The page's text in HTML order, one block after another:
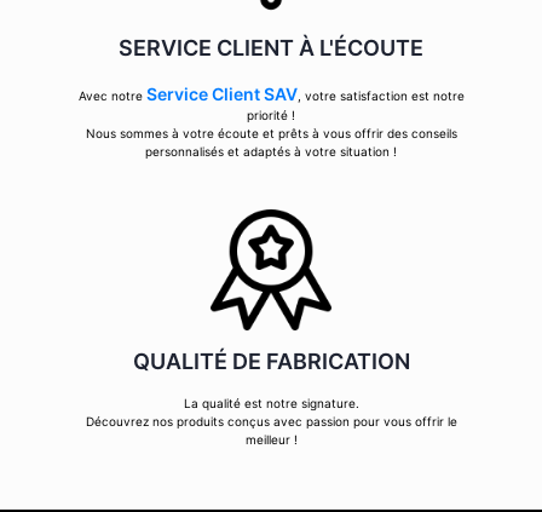
SERVICE CLIENT À L'ÉCOUTE
Avec notre Service Client SAV, votre satisfaction est notre
priorité !
Nous sommes à votre écoute et prêts à vous offrir des conseils
personnalisés et adaptés à votre situation !
QUALITÉ DE FABRICATION
La qualité est notre signature.
Découvrez nos produits conçus avec passion pour vous offrir le
meilleur !